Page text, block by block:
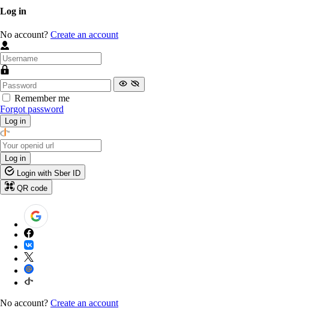
Log in
No account? Create an account
Remember me
Forgot password
Log in
Log in
Login with Sber ID
QR code
No account? Create an account